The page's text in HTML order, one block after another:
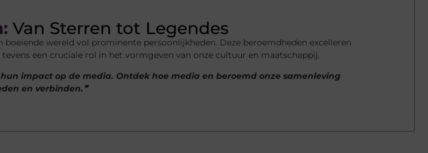
Van Sterren tot Legendes
wereld vol prominente persoonlijkheden. Deze beroemdheden excelleren
een cruciale rol in het vormgeven van onze cultuur en maatschappij.
impact op de media. Ontdek hoe media en beroemd onze samenleving
en verbinden.❞